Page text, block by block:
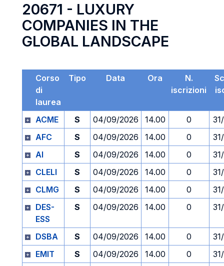
20671 - LUXURY
COMPANIES IN THE
GLOBAL LANDSCAPE
Corso
di
laurea
Tipo Data Ora
N.
iscrizioni
ACME S 04/09/2026 14.00 0
AFC
S 04/09/2026 14.00 0
AI
S 04/09/2026 14.00 0
CLELI
S 04/09/2026 14.00 0
CLMG
S 04/09/2026 14.00 0
DES-
ESS
S 04/09/2026 14.00 0
DSBA S 04/09/2026 14.00 0
EMIT
S 04/09/2026 14.00 0